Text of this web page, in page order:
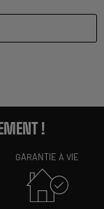
!
GARANTIE À VIE